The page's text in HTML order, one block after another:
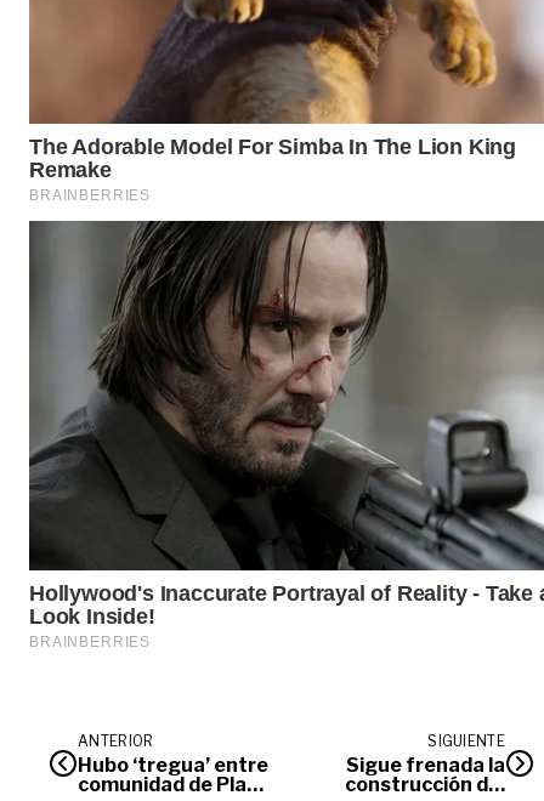
ANTERIOR
Hubo ‘tregua’ entre
comunidad de Playa
SIGUIENTE
Sigue frenada la
construcción del